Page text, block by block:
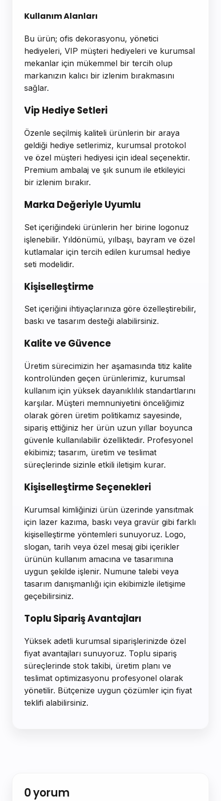
Kullanım Alanları
Bu ürün; ofis dekorasyonu, yönetici
hediyeleri, VIP müşteri hediyeleri ve kurumsal
mekanlar için mükemmel bir tercih olup
markanızın kalıcı bir izlenim bırakmasını
sağlar.
Vip Hediye Setleri
Özenle seçilmiş kaliteli ürünlerin bir araya
geldiği hediye setlerimiz, kurumsal protokol
ve özel müşteri hediyesi için ideal seçenektir.
Premium ambalaj ve şık sunum ile etkileyici
bir izlenim bırakır.
Marka Değeriyle Uyumlu
Set içeriğindeki ürünlerin her birine logonuz
işlenebilir. Yıldönümü, yılbaşı, bayram ve özel
kutlamalar için tercih edilen kurumsal hediye
seti modelidir.
Kişiselleştirme
Set içeriğini ihtiyaçlarınıza göre özelleştirebilir,
baskı ve tasarım desteği alabilirsiniz.
Kalite ve Güvence
Üretim sürecimizin her aşamasında titiz kalite
kontrolünden geçen ürünlerimiz, kurumsal
kullanım için yüksek dayanıklılık standartlarını
karşılar. Müşteri memnuniyetini önceliğimiz
olarak gören üretim politikamız sayesinde,
sipariş ettiğiniz her ürün uzun yıllar boyunca
güvenle kullanılabilir özelliktedir. Profesyonel
ekibimiz; tasarım, üretim ve teslimat
süreçlerinde sizinle etkili iletişim kurar.
Kişiselleştirme Seçenekleri
Kurumsal kimliğinizi ürün üzerinde yansıtmak
için lazer kazıma, baskı veya gravür gibi farklı
kişiselleştirme yöntemleri sunuyoruz. Logo,
slogan, tarih veya özel mesaj gibi içerikler
ürünün kullanım amacına ve tasarımına
uygun şekilde işlenir. Numune talebi veya
tasarım danışmanlığı için ekibimizle iletişime
geçebilirsiniz.
Toplu Sipariş Avantajları
Yüksek adetli kurumsal siparişlerinizde özel
fiyat avantajları sunuyoruz. Toplu sipariş
süreçlerinde stok takibi, üretim planı ve
teslimat optimizasyonu profesyonel olarak
yönetilir. Bütçenize uygun çözümler için fiyat
teklifi alabilirsiniz.
0 yorum